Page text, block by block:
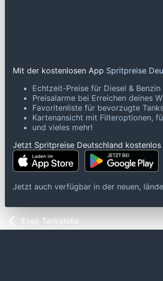
Mit der kostenlosen App Spritpreise
Echtzeit-Preise für Diesel & Benzin
Preisalarme bei Erreichen deines
Favoritenliste für bevorzugte
Kartenansicht mit Filteroptionen,
und vieles mehr!
Jetzt Spritpreise Deutschland
Jetzt auch verfügbar in der neuen,
Esso Tankstelle